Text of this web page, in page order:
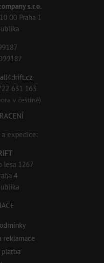
s.r.o.
00 Praha 1
631 163
v češtině)
a expedice:
lesa 1267
4
reklamace